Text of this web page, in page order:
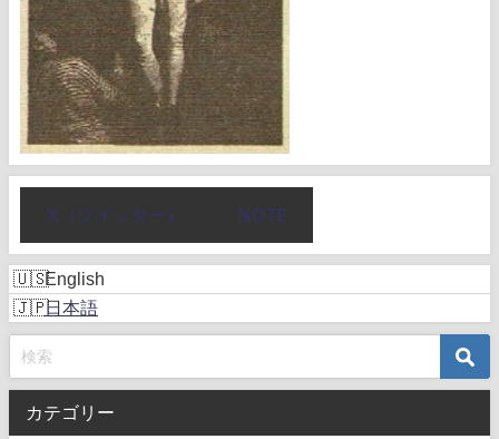
X（ツイッター） NOTE
English
日本語
カテゴリー